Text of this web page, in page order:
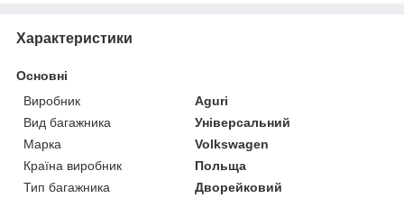
Характеристики
Основні
Виробник
Aguri
Вид багажника
Універсальний
Марка
Volkswagen
Країна виробник
Польща
Тип багажника
Дворейковий